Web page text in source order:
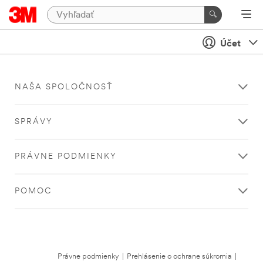
Účet
NAŠA SPOLOČNOSŤ
SPRÁVY
PRÁVNE PODMIENKY
POMOC
Právne podmienky Prehlásenie o ochrane súkromia